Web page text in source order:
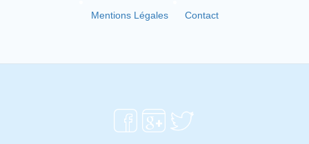
Mentions Légales Contact